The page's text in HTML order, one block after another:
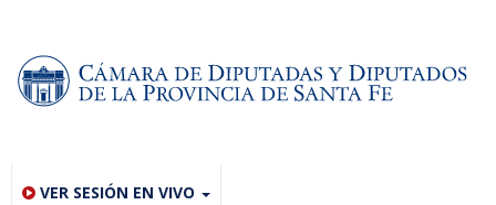
VER SESIÓN EN VIVO